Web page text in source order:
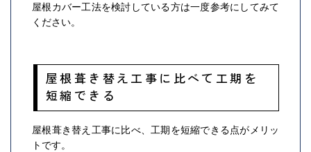
屋根カバー工法を検討している方は一度参考にしてみて
ください。
屋根葺き替え工事に比べて工期を
短縮できる
屋根葺き替え工事に比べ、工期を短縮できる点がメリッ
トです。